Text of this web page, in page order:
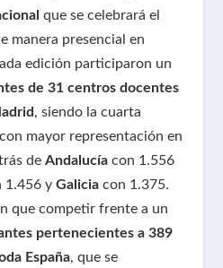
que se celebrará el
manera presencial en
edición participaron un
de 31 centros docentes
, siendo la cuarta
mayor representación en
deAndalucía con 1.556
1.456 yGalicia con 1.375.
que competir frente a un
pertenecientes a 389
España, que se